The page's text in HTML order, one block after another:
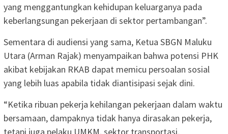
yang menggantungkan kehidupan keluarganya pada
keberlangsungan pekerjaan di sektor pertambangan”.
Sementara di audiensi yang sama, Ketua SBGN Maluku
Utara (Arman Rajak) menyampaikan bahwa potensi PHK
akibat kebijakan RKAB dapat memicu persoalan sosial
yang lebih luas apabila tidak diantisipasi sejak dini.
“Ketika ribuan pekerja kehilangan pekerjaan dalam waktu
bersamaan, dampaknya tidak hanya dirasakan pekerja,
tetapi juga pelaku UMKM, sektor transportasi,